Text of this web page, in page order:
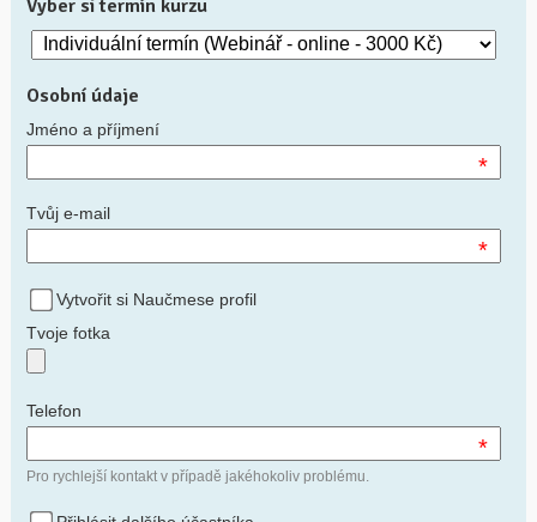
Vyber si termín kurzu
Osobní údaje
Jméno a příjmení
*
Tvůj e-mail
*
Vytvořit si Naučmese profil
Tvoje fotka
Telefon
*
Pro rychlejší kontakt v případě jakéhokoliv problému.